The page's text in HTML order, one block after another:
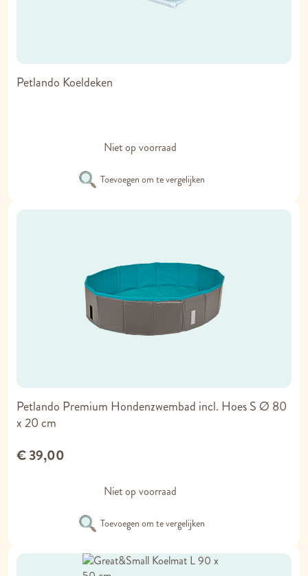
Petlando Koeldeken
Niet op voorraad
Toevoegen om te vergelijken
Petlando Premium Hondenzwembad incl. Hoes S Ø 80
x 20 cm
€ 39,00
Niet op voorraad
Toevoegen om te vergelijken